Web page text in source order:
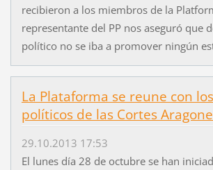
recibieron a los miembros de la
representante del PP nos aseguró que
político no se iba a promover ningún
La Plataforma se reune con
políticos de las Cortes
29.10.2013 17:53
El lunes día 28 de octubre se han